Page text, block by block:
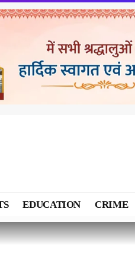
EDUCATION CRIME